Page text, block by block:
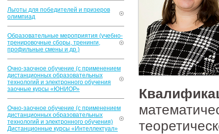
Льготы для победителей и призеров
олимпиад
Образовательные мероприятия (учебно-
тренировочные сборы, тренинги,
профильные смены и др.)
Очно-заочное обучение (с применением
дистанционных образовательных
технологий и электронного обучения
заочные курсы «ЮНИОР»
Очно-заочное обучение (с применением
дистанционных образовательных
технологий и электронного обучения)
Дистанционные курсы «Интеллектуал»